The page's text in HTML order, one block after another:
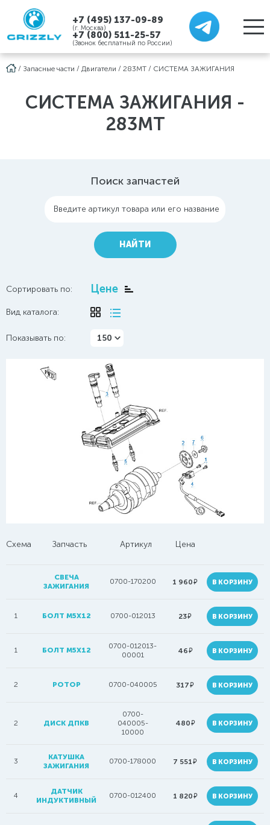
+7 (495) 137-09-89
(г. Москва)
+7 (800) 511-25-57
(Звонок бесплатный по России)
/ Запасные части / Двигатели / 283MT / СИСТЕМА ЗАЖИГАНИЯ
СИСТЕМА ЗАЖИГАНИЯ -
283MT
Поиск запчастей
Введите артикул товара или его название
НАЙТИ
Сортировать по: Цене
Вид каталога:
Показывать по: 150
Схема Запчасть Артикул Цена
СВЕЧА
ЗАЖИГАНИЯ
0700-170200 1 960руб. В КОРЗИНУ
1 БОЛТ M5X12 0700-012013 23руб. В КОРЗИНУ
1 БОЛТ M5X12
0700-012013-
00001
46руб. В КОРЗИНУ
2 РОТОР 0700-040005 317руб. В КОРЗИНУ
2 ДИСК ДПКВ
0700-
040005-
10000
480руб. В КОРЗИНУ
3
КАТУШКА
ЗАЖИГАНИЯ
0700-178000 7 551руб. В КОРЗИНУ
4
ДАТЧИК
ИНДУКТИВНЫЙ
0700-012400 1 820руб. В КОРЗИНУ